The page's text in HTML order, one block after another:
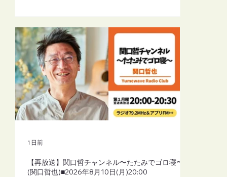
【再放送】関口哲チャンネル〜たたみでゴロ寝〜
(関口哲也)■2026年8月10日(月)20:00
1 日前